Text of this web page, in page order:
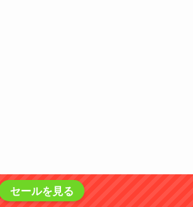
セールを見る